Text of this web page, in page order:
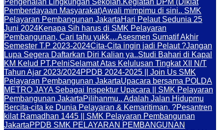
Pengenalan Lingkungan Sekolah.Kegiatan DPM (Diklat
Pemberdayaan Masyarakat)Awali mimpimu di sini.. SMK
Pelayaran Pembangunan JakartaHari Pelaut Sedunia 25
Juni 2024Kenapa Sih harus di SMK Pelayaran
Pembangunan, Cari tahu yukk…Asesmen Sumatif Akhir
Semester T.P 2023-2024Cita-Cita ingin jadi Pelaut ?Jangan
Lupa Segera Daftarkan Diri Kalian ya..Studi Bahari di Kapal
KM Kelud PT.PelniSelamat Atas Kelulusan Tingkat XII N/T
Tahun Ajar 2023/2024PPDB 2024-2025 || Join Us SMK
Pelayaran Pembangunan JakartaUpacara bersama POLDA
METRO JAYA Sebagai Inspektur Upacara || SMK Pelayaran
Pembangunan JakartaPilihanmu.. Adalah Jalan Hidupmu
Bercita-cita ke Dunia Pelayaran & Kemaritiman. ?Pesantren
kilat Ramadhan 1445 || SMK Pelayaran Pembangunan
JakartaPPDB SMK PELAYARAN PEMBANGUNAN